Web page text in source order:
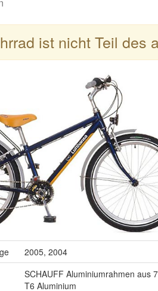
ist nicht Teil des
2005, 2004
SCHAUFF Aluminiumrahmen aus
T6 Aluminium